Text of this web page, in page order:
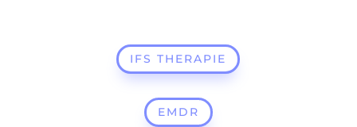
IFS THERAPIE
EMDR